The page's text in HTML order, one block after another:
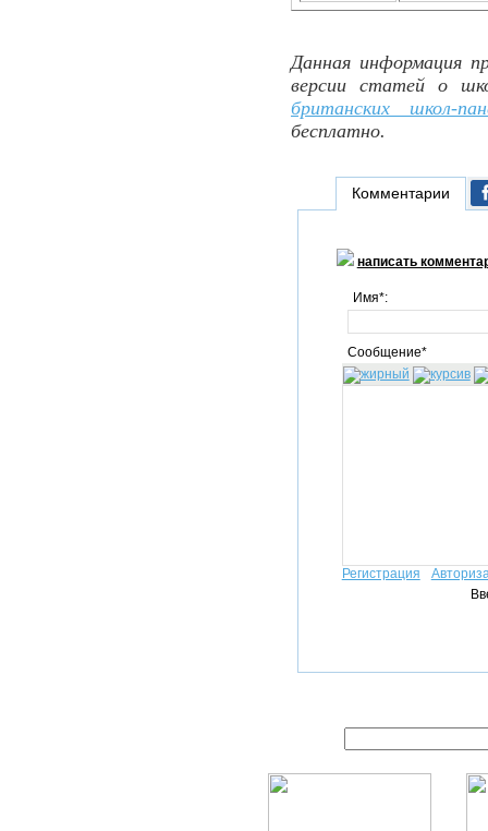
Данная информация
версии статей о
британских школ-
бесплатно.
Комментарии
написать
Имя*:
Сообщение*
Регистрация